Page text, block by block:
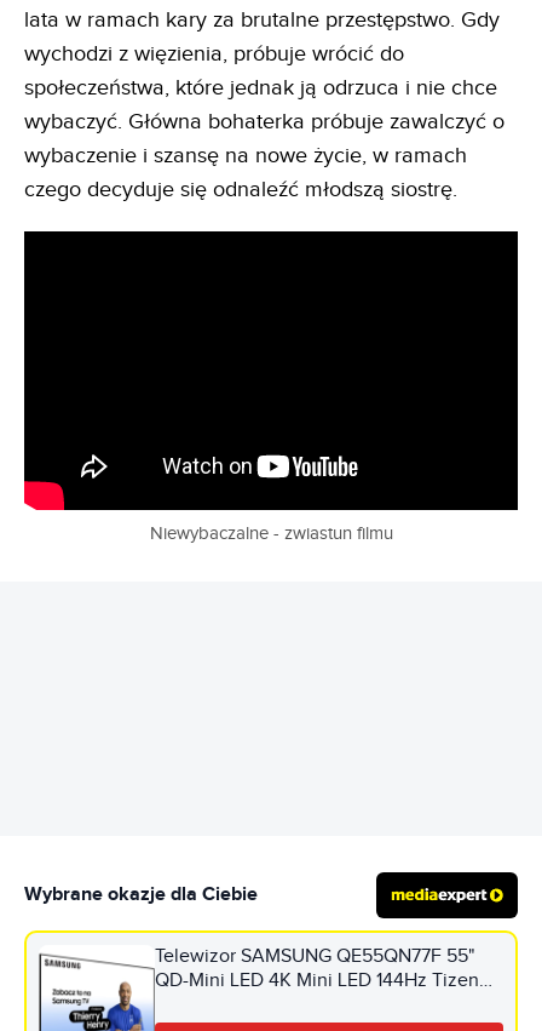
lata w ramach kary za brutalne przestępstwo. Gdy
wychodzi z więzienia, próbuje wrócić do
społeczeństwa, które jednak ją odrzuca i nie chce
wybaczyć. Główna bohaterka próbuje zawalczyć o
wybaczenie i szansę na nowe życie, w ramach
czego decyduje się odnaleźć młodszą siostrę.
Niewybaczalne - zwiastun filmu
Wybrane okazje dla Ciebie
Telewizor SAMSUNG QE55QN77F 55"
QD-Mini LED 4K Mini LED 144Hz Tizen